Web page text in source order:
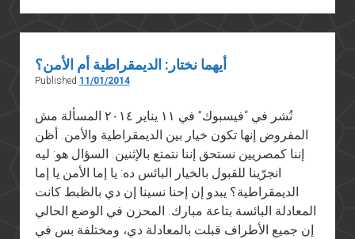
بالمذابح
(بالفصحى)
أيهما نختار: الديمقراطية أم الأمن؟
Published 11/01/2014
نُشر في “فيسبوك” في ١١ يناير ٢٠١٤ المسألة مش
المفروض إنها تكون خيار بين الديمقراطية والأمن. أظن
إننا كمصريين نستحق إننا نتمتع بالإثنين. السؤال هو: ليه
انجرّينا للقبول بالخيار البائس ده: يا إما الأمن يا إما
الديمقراطية؟ يبدو إن إحنا نسينا إن دي بالظبط كانت
المعادلة البائسة بتاعة مبارك. المحزن في الوضع الحالي
إن جميع الأطراف قبلت بالمعادلة دي، ومختلفة بس في